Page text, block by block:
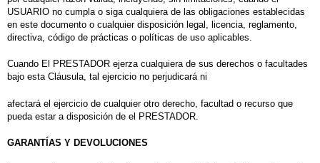
USUARIO no cumpla o siga cualquiera de las obligaciones establecidas
en este documento o cualquier disposición legal, licencia, reglamento,
directiva, código de prácticas o políticas de uso aplicables.
Cuando El PRESTADOR ejerza cualquiera de sus derechos o facultades
bajo esta Cláusula, tal ejercicio no perjudicará ni
afectará el ejercicio de cualquier otro derecho, facultad o recurso que
pueda estar a disposición de el PRESTADOR.
GARANTÍAS Y DEVOLUCIONES